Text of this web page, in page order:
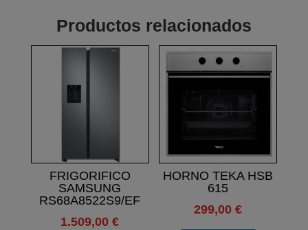
Productos relacionados
FRIGORIFICO
SAMSUNG
RS68A8522S9/EF
1.509,00€
HORNO TEKA HSB
615
299,00€